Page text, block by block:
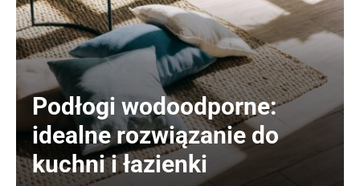
Podłogi wodoodporne:
idealne rozwiązanie do
kuchni i łazienki